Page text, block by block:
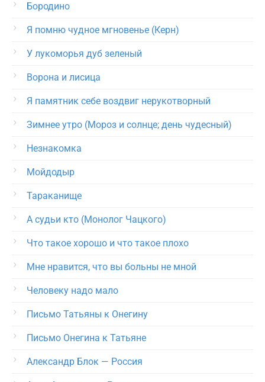
Бородино
Я помню чудное мгновенье (Керн)
У лукоморья дуб зеленый
Ворона и лисица
Я памятник себе воздвиг нерукотворный
Зимнее утро (Мороз и солнце; день чудесный)
Незнакомка
Мойдодыр
Тараканище
А судьи кто (Монолог Чацкого)
Что такое хорошо и что такое плохо
Мне нравится, что вы больны не мной
Человеку надо мало
Письмо Татьяны к Онегину
Письмо Онегина к Татьяне
Александр Блок — Россия